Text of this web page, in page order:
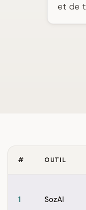
et de
# OUTIL
1 SozAI